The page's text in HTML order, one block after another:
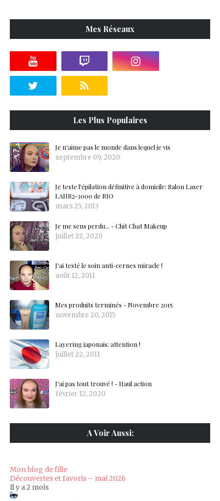
Mes Réseaux
Les Plus Populaires
Je n'aime pas le monde dans lequel je vis
septembre 09, 2020
Je teste l'épilation définitive à domicile: Salon Laser
LAHR2-3000 de RIO
mars 25, 2013
Je me sens perdu... - Chit Chat Makeup
juillet 22, 2020
J'ai testé le soin anti-cernes miracle !
août 12, 2011
Mes produits terminés - Novembre 2015
novembre 20, 2015
Layering japonais: attention !
juillet 22, 2011
J'ai pas tout trouvé ! - Haul action
février 12, 2020
A Voir Aussi:
Mon blog de fille
Découvertes et favoris – mai 2026
Il y a 2 mois